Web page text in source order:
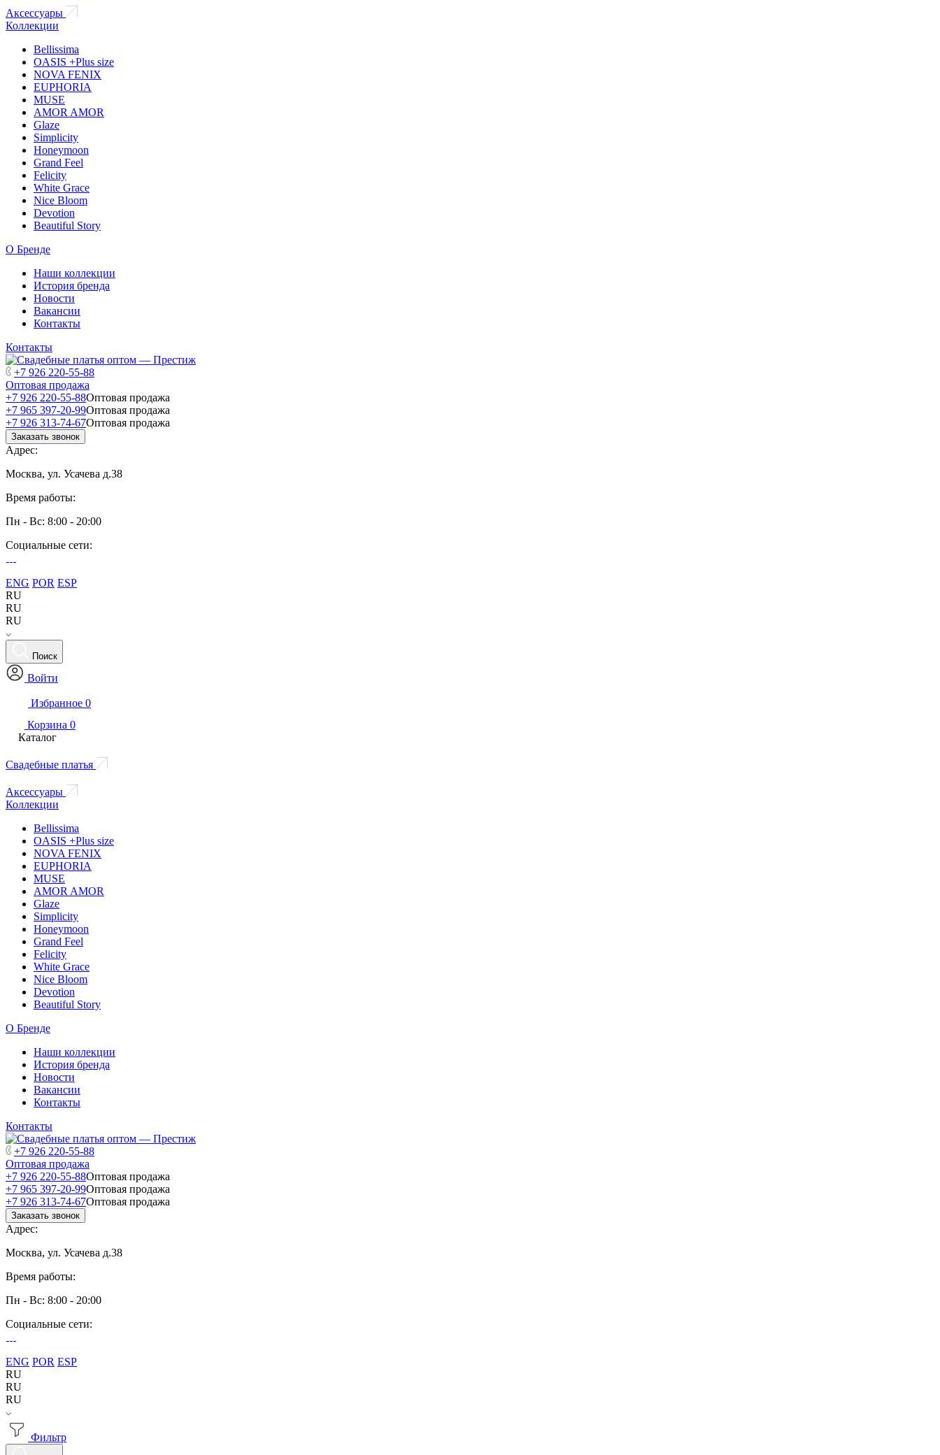
Аксессуары
Коллекции
Bellissima
OASIS +Plus size
NOVA FENIX
EUPHORIA
MUSE
AMOR AMOR
Glaze
Simplicity
Honeymoon
Grand Feel
Felicity
White Grace
Nice Bloom
Devotion
Beautiful Story
О Бренде
Наши коллекции
История бренда
Новости
Вакансии
Контакты
Контакты
+7 926 220-55-88
Оптовая продажа
+7 926 220-55-88Оптовая продажа
+7 965 397-20-99Оптовая продажа
+7 926 313-74-67Оптовая продажа
Заказать звонок
Адрес:
Москва, ул. Усачева д.38
Время работы:
Пн - Вс: 8:00 - 20:00
Социальные сети:
ENG POR ESP
RU
RU
RU
Поиск
Войти
Избранное 0
Корзина 0
Каталог
Свадебные платья
Аксессуары
Коллекции
Bellissima
OASIS +Plus size
NOVA FENIX
EUPHORIA
MUSE
AMOR AMOR
Glaze
Simplicity
Honeymoon
Grand Feel
Felicity
White Grace
Nice Bloom
Devotion
Beautiful Story
О Бренде
Наши коллекции
История бренда
Новости
Вакансии
Контакты
Контакты
+7 926 220-55-88
Оптовая продажа
+7 926 220-55-88Оптовая продажа
+7 965 397-20-99Оптовая продажа
+7 926 313-74-67Оптовая продажа
Заказать звонок
Адрес:
Москва, ул. Усачева д.38
Время работы:
Пн - Вс: 8:00 - 20:00
Социальные сети:
ENG POR ESP
RU
RU
RU
Фильтр